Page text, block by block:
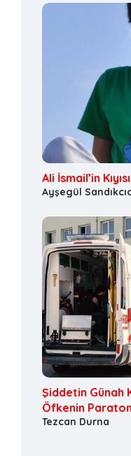
Ali İsmail’in
Ayşegül
Şiddetin Günah
Öfkenin
Tezcan Durna